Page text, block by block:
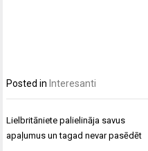
Posted in Interesanti
Ziņu
izvēlne
Lielbritāniete palielināja savus
apaļumus un tagad nevar pasēdēt